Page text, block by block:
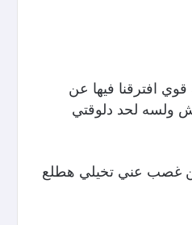
افترقنا فيها عن
ولسه لحد دلوقتي
غصب عني تخيلي هطلع